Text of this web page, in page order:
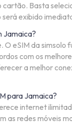
cartão. Basta
exibido
Jamaica?
O eSIM da simsolo
com os
a melhor
para Jamaica?
internet
as redes móveis